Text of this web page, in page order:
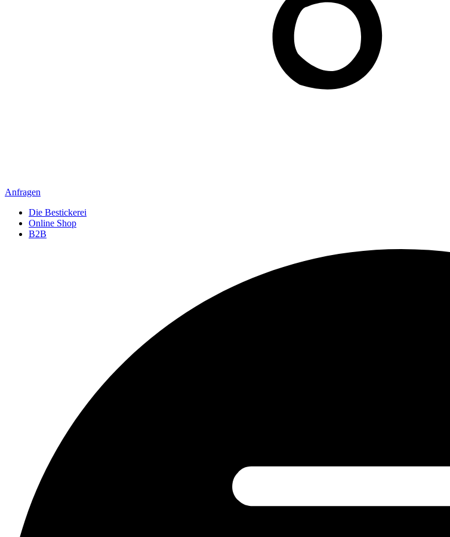
Anfragen
Die Bestickerei
Online Shop
B2B